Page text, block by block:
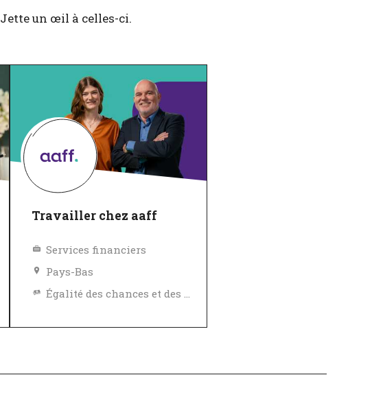
un œil à celles-ci.
Travailler chez aaff
Services financiers
Pays-Bas
Égalité des chances et des avantages